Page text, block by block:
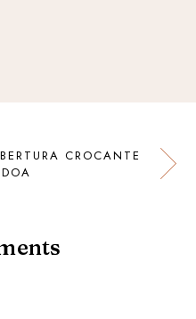
CROCANTE